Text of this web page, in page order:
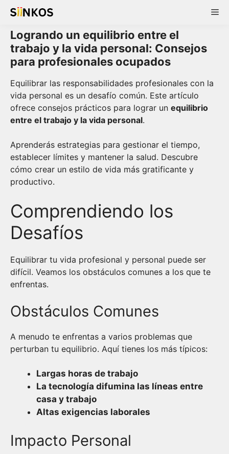
Skip
content
Logrando un equilibrio entre el
trabajo y la vida personal: Consejos
para profesionales ocupados
Equilibrar las responsabilidades profesionales con la
vida personal es un desafío común. Este artículo
ofrece consejos prácticos para lograr un equilibrio
entre el trabajo y la vida personal.
Aprenderás estrategias para gestionar el tiempo,
establecer límites y mantener la salud. Descubre
cómo crear un estilo de vida más gratificante y
productivo.
Comprendiendo los
Desafíos
Equilibrar tu vida profesional y personal puede ser
difícil. Veamos los obstáculos comunes a los que te
enfrentas.
Obstáculos Comunes
A menudo te enfrentas a varios problemas que
perturban tu equilibrio. Aquí tienes los más típicos:
Largas horas de trabajo
La tecnología difumina las líneas entre
casa y trabajo
Altas exigencias laborales
Impacto Personal